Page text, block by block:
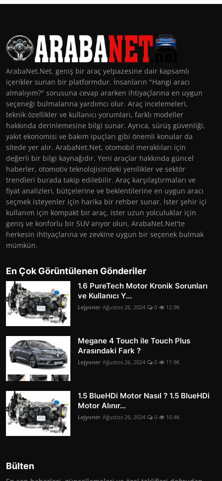
ArabaNet.Net, geniş bir araç yelpazesine dair kapsamlı
içerikler sunan bir platformdur. İnsanların "Hangi aracı
almalıyım?" sorusuna cevap ararken ihtiyaçlarına en uygun
seçeneği bulmalarına yardımcı olur. Araç incelemeleri,
teknik özellikler ve kullanıcı yorumları, farklı modeller
hakkında derinlemesine bilgi sunar. Ayrıca, sürüş güvenliği,
yakıt ekonomisi ve bakım ipuçları gibi önemli konular da
sitede yer alır. ArabaNet.Net, otomobil meraklıları için
değerli bir bilgi kaynağıdır. Yeni araçlar hakkında güncel
haberler, otomotiv teknolojisindeki yenilikler ve sektör
trendleri burada takip edilebilir. Araç karşılaştırmaları ve
fiyat analizleri, bütçelerine ve beklentilerine en uygun aracı
seçmek isteyenler için harika bir rehber sunar. İster şehir içi
kullanım için kompakt bir araç, ister uzun yolculuklar için
geniş ve konforlu bir SUV arıyor olun, ArabaNet.Net'te
herkesin ihtiyaçlarına ve zevkine uygun bir seçenek bulmak
mümkün.
En Çok Görüntülenen Gönderiler
1.6 PureTech Motor Kronik Sorunları
ve Kullanıcı Y...
Lejyoner Ağustos 26, 2024 0 12.9K
Megane 4 Touch ile Touch Plus
Arasındaki Fark ?
Lejyoner Ağustos 26, 2024 0 11.9K
1.5 BlueHDi Motor Nasıl ? 1.5 BlueHDi
Motor Alınır...
Lejyoner Ağustos 26, 2024 0 10.4K
Bülten